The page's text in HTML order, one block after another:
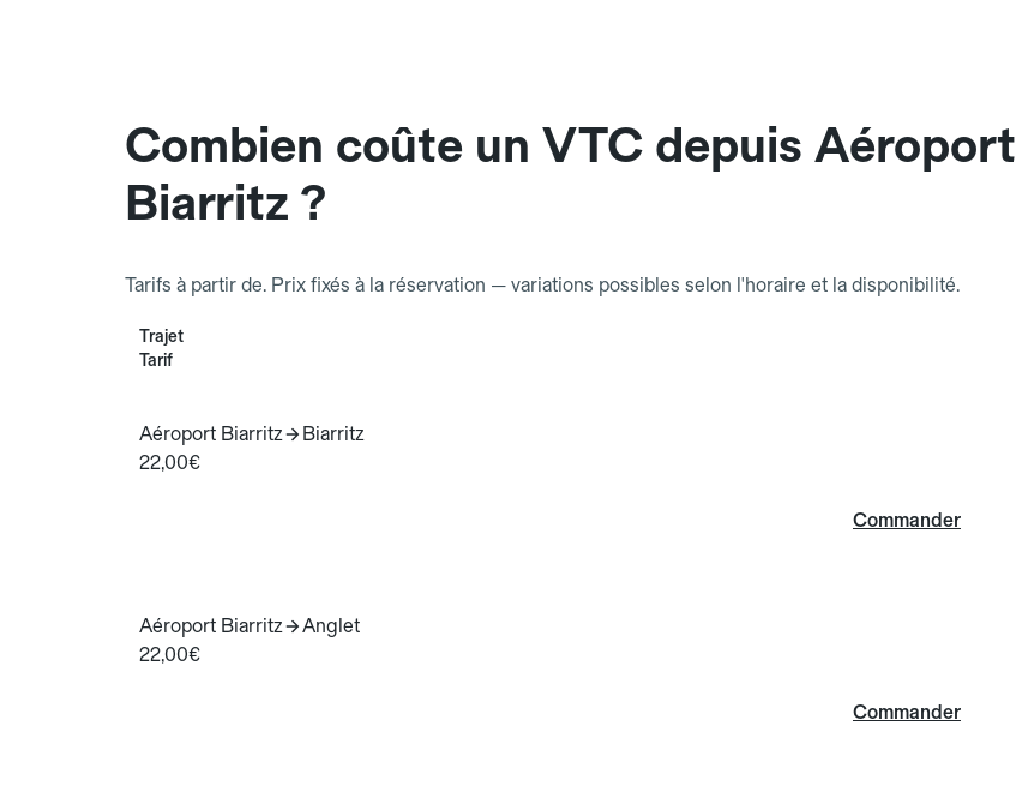
Combien coûte un VTC depuis Aéroport
Biarritz ?
Tarifs à partir de. Prix fixés à la réservation — variations possibles selon l'horaire et la disponibilité.
Trajet
Tarif
Aéroport Biarritz
Biarritz
22,00€
Commander
Aéroport Biarritz
Anglet
22,00€
Commander